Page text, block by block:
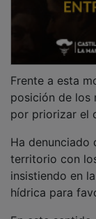
posición de los
por priorizar el
territorio con
insistiendo en
hídrica para